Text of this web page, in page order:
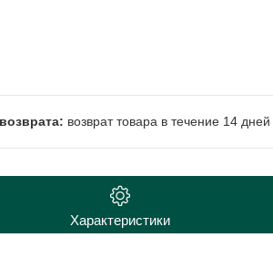
возврат товара в течение 14 дней
Характеристики